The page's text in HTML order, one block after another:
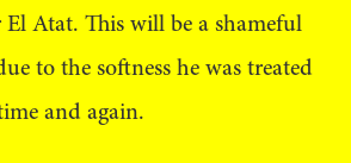
Atat. This will be a shameful
to the softness he was treated
and again.